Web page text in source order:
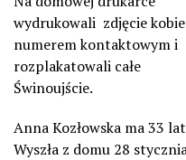
wydrukowali zdjęcie
numerem kontaktowym i
rozplakatowali całe
Świnoujście.
Anna Kozłowska ma 33
Wyszła z domu 28